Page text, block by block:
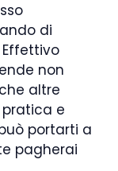
di
Effettivo
non
altre
e
portarti a
pagherai